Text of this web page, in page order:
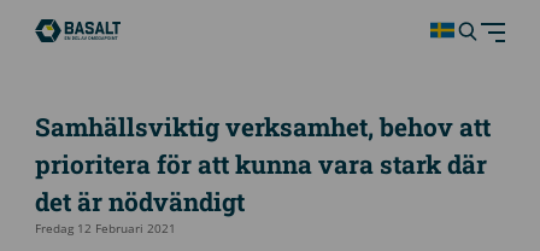
Samhällsviktig verksamhet, behov att
prioritera för att kunna vara stark där
det är nödvändigt
Fredag 12 Februari 2021